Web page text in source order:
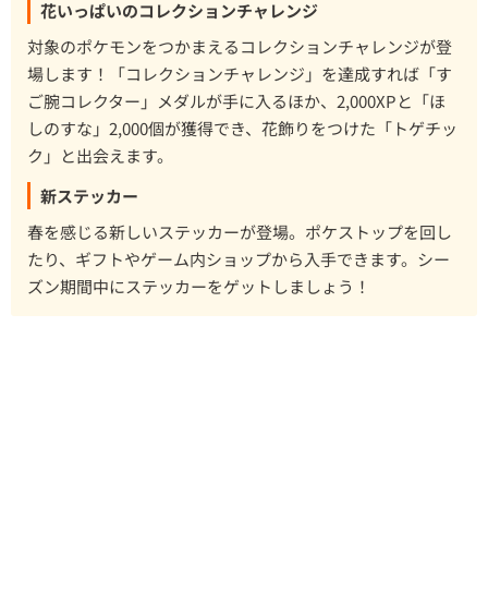
花いっぱいのコレクションチャレンジ
対象のポケモンをつかまえるコレクションチャレンジが登
場します！「コレクションチャレンジ」を達成すれば「す
ご腕コレクター」メダルが手に入るほか、2,000XPと「ほ
しのすな」2,000個が獲得でき、花飾りをつけた「トゲチッ
ク」と出会えます。
新ステッカー
春を感じる新しいステッカーが登場。ポケストップを回し
たり、ギフトやゲーム内ショップから入手できます。シー
ズン期間中にステッカーをゲットしましょう！